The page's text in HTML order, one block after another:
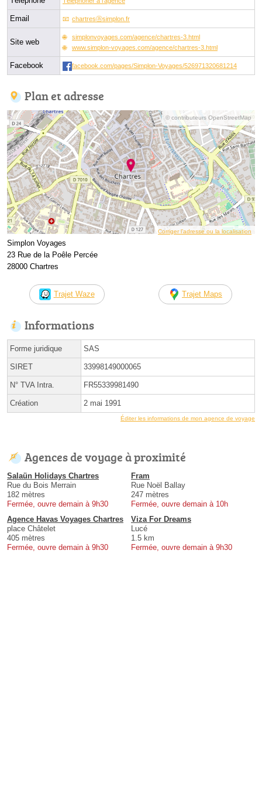
Email chartresⓐsimplon.fr
Site web
simplonvoyages.com/agence/chartres-3.html
www.simplon-voyages.com/agence/chartres-3.html
Facebook facebook.com/pages/Simplon-Voyages/526971320681214
Plan et adresse
© contributeurs OpenStreetMap
Corriger l’adresse ou la localisation
Simplon Voyages
23 Rue de la Poêle Percée
28000 Chartres
Trajet Waze Trajet Maps
Informations
Forme juridique SAS
SIRET 33998149000065
N° TVA Intra. FR55339981490
Création 2 mai 1991
Éditer les informations de mon agence de voyage
Agences de voyage à proximité
Salaün Holidays Chartres
Rue du Bois Merrain
182 mètres
Fermée, ouvre demain à 9h30
Fram
Rue Noël Ballay
247 mètres
Fermée, ouvre demain à 10h
Agence Havas Voyages Chartres
place Châtelet
405 mètres
Fermée, ouvre demain à 9h30
Viza For Dreams
Lucé
1.5 km
Fermée, ouvre demain à 9h30